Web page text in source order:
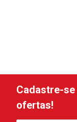
Cadastre-
ofertas!